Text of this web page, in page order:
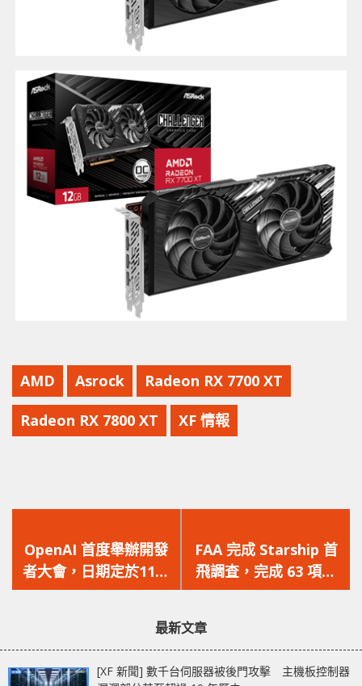
AMD Asrock Radeon RX 7700 XT
Radeon RX 7800 XT XF 情報
一
篇
文
OpenAI 首度舉辦開發
者大會，日期定於11月
6日，CEO 透露：未有
一
篇
文
FAA 完成 Starship 首
飛調查，完成 63 項糾
正措施後或可進行第二
最新文章
[XF 新聞] 數千台伺服器被後門攻擊 主機板控制器